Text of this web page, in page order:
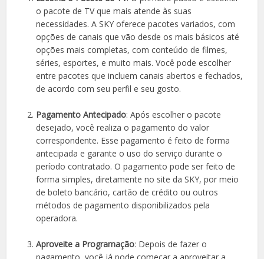
o pacote de TV que mais atende às suas
necessidades. A SKY oferece pacotes variados, com
opções de canais que vão desde os mais básicos até
opções mais completas, com conteúdo de filmes,
séries, esportes, e muito mais. Você pode escolher
entre pacotes que incluem canais abertos e fechados,
de acordo com seu perfil e seu gosto.
Pagamento Antecipado: Após escolher o pacote
desejado, você realiza o pagamento do valor
correspondente. Esse pagamento é feito de forma
antecipada e garante o uso do serviço durante o
período contratado. O pagamento pode ser feito de
forma simples, diretamente no site da SKY, por meio
de boleto bancário, cartão de crédito ou outros
métodos de pagamento disponibilizados pela
operadora.
Aproveite a Programação: Depois de fazer o
pagamento, você já pode começar a aproveitar a